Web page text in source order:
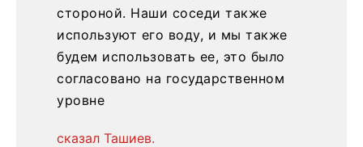
стороной. Наши соседи также
используют его воду, и мы также
будем использовать ее, это было
согласовано на государственном
уровне
сказал Ташиев.